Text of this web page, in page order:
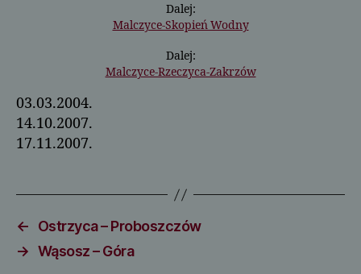
Dalej:
Malczyce-Skopień Wodny
Dalej:
Malczyce-Rzeczyca-Zakrzów
03.03.2004.
14.10.2007.
17.11.2007.
←
Ostrzyca – Proboszczów
→ Wąsosz – Góra